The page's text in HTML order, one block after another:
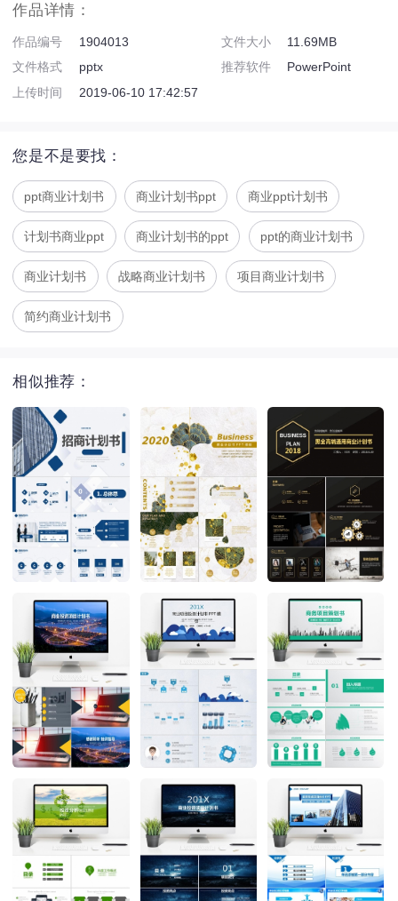
作品详情：
作品编号 1904013 文件大小
11.69MB
文件格式
pptx 推荐软件
PowerPoint
上传时间
2019-06-10 17:42:57
您是不是要找：
ppt商业计划书 商业计划书ppt 商业ppt计划书
计划书商业ppt 商业计划书的ppt ppt的商业计划书
商业计划书 战略商业计划书 项目商业计划书
简约商业计划书
相似推荐：